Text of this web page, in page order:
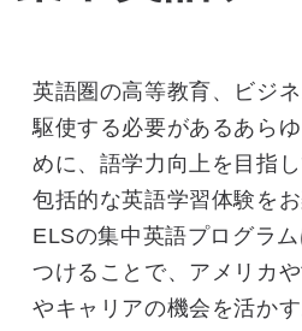
英語圏の高等教育、ビジ
駆使する必要があるあら
めに、語学力向上を目指
包括的な英語学習体験をお
ELSの集中英語プログラ
つけることで、アメリカ
やキャリアの機会を活か